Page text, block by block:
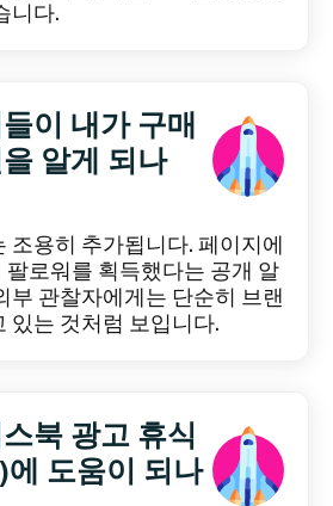
니다.
이 내가 구매
알게 되나
조용히 추가됩니다. 페이지에
로워를 획득했다는 공개 알
부 관찰자에게는 단순히 브랜
있는 것처럼 보입니다.
북 광고 휴식
도움이 되나